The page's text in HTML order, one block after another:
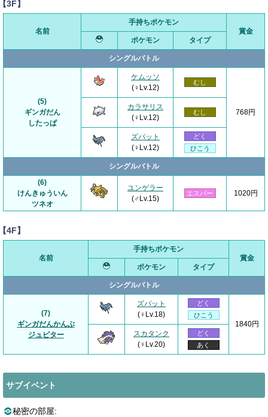
3F】
名前
手持ちポケモン
賞金
ポケモン
タイプ
シングルバトル
(5)
ギンガだん
したっぱ
ケムッソ
(♀Lv.12)
むし
768円
カラサリス
(♀Lv.12)
むし
ズバット
(♀Lv.12)
どく
ひこう
シングルバトル
(6)
けんきゅういん
ツネオ
ユンゲラー
(♂Lv.15)
エスパー 1020円
4F】
名前
手持ちポケモン
賞金
ポケモン
タイプ
シングルバトル
(7)
ギンガだんかんぶ
ジュピター
ズバット
(♀Lv.18)
どく
ひこう
1840円
スカタンク
(♀Lv.20)
どく
あく
サブイベント
秘密の部屋: